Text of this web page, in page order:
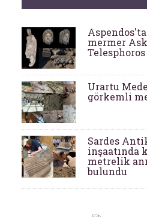
mermer
Urartu
görkemli
Sardes
inşaatında
metrelik
bulundu